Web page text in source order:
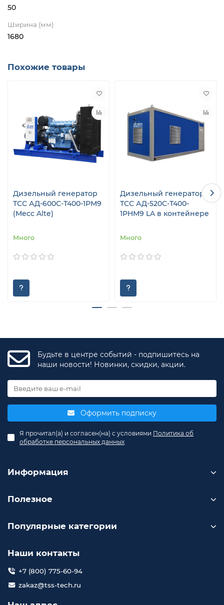
50
Ширина (мм)
1680
Похожие товары
Дизельный генератор
ТСС АД-600С-Т400-1РМ9
(Mecc Alte)
Много
Дизельный генератор
ТСС АД-520С-Т400-
1РНМ9 LA в контейнере
Много
Будьте в центре событий - подпишитесь на
наши новости! Новинки, скидки, акции.
Оформить подписку
Я прочитал(а) и согласен(на) с условиями Политика об
обработке персональных данных
Информация
Полезное
Популярные категории
Наши контакты
+7 (800) 775-60-94
zakaz@tss-tech.ru